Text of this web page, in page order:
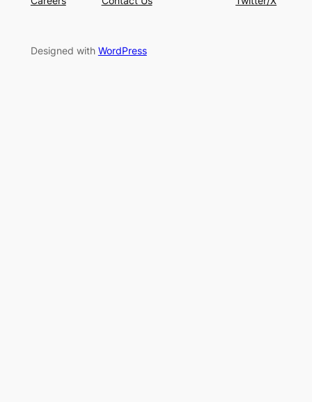
Designed with WordPress